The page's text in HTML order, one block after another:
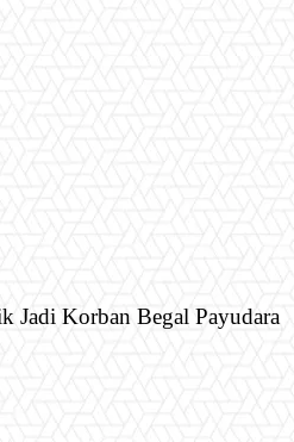
Jadi Korban Begal Payudara